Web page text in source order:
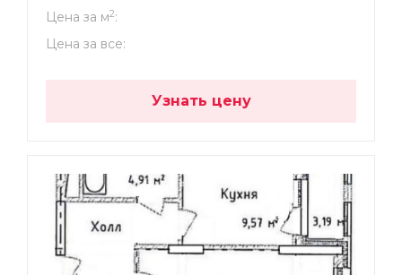
Цена за м2
Цена за все
Узнать цену